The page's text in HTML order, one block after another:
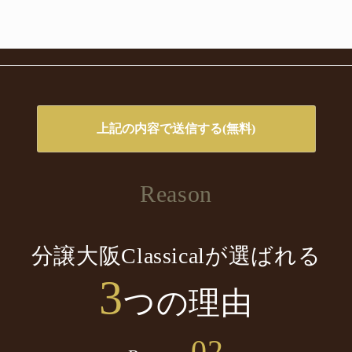
Reason
分譲大阪Classicalが選ばれる
3つの理由